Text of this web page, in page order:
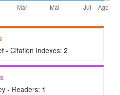
- Citation Indexes: 2
- Readers: 1